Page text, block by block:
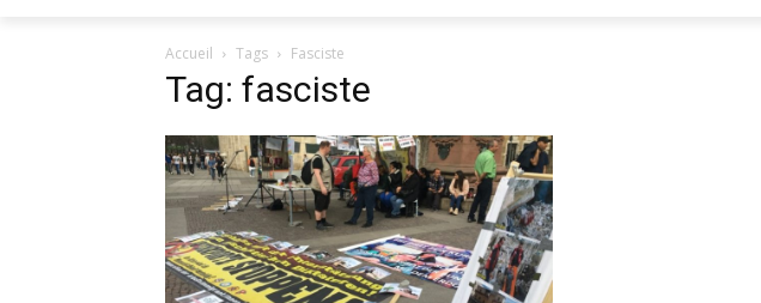
Accueil Tags Fasciste
Tag: fasciste